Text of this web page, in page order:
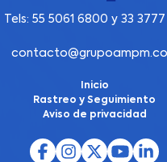
Tels: 55 5061 6800 y 33 3777
Inicio
Rastreo y Seguimiento
Aviso de privacidad